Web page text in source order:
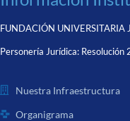
FUNDACIÓN UNIVERSITARIA
Personería Jurídica:
Nuestra Infraestructura
Organigrama